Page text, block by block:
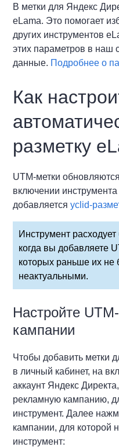
В метки для Яндекс
eLama. Это помогает
других инструментов
этих параметров в наш
данные. Подробнее о
Как
разметку
UTM-метки
включении
добавляетсяyclid-
Инструмент
когда вы добавляете
которых раньше их не
неактуальными.
Настройте
кампании
Чтобы добавить метки
в личный кабинет, на
аккаунт Яндекс
рекламную кампанию,
инструмент. Далее
кампании, для которой
инструмент: